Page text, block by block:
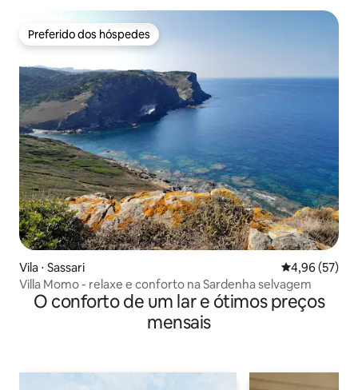
Preferido dos hóspedes
Preferido dos hóspedes
Vila ⋅ Sassari 4,96 de uma
4,96 (57)
Villa Momo - relaxe e conforto na Sardenha selvagem
O conforto de um lar e ótimos preços
mensais